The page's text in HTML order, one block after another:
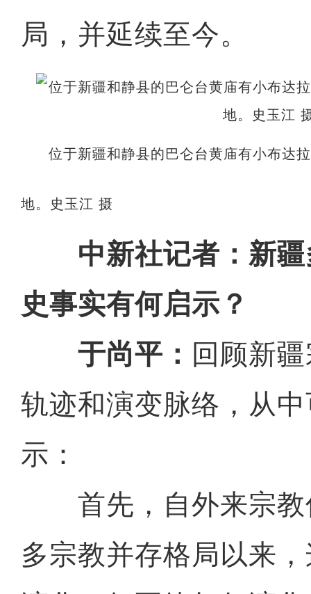
局，并延续至今。
位于新疆和静县的巴仑台黄庙有小布达
地。史玉江 摄
中新社记者：新
史事实有何启示？
于尚平： 回顾新
轨迹和演变脉络，从
示：
首先，自外来宗教
多宗教并存格局以来